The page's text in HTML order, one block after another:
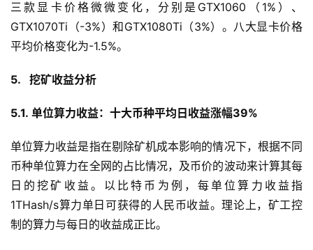
三款显卡价格微微变化，分别是GTX1060（1%）、
GTX1070Ti（-3%）和GTX1080Ti（3%）。八大显卡价格
平均价格变化为-1.5%。
5. 挖矿收益分析
5.1. 单位算力收益：十大币种平均日收益涨幅39%
单位算力收益是指在剔除矿机成本影响的情况下，根据不同
币种单位算力在全网的占比情况，及币价的波动来计算其每
日的挖矿收益。以比特币为例，每单位算力收益指
1THash/s算力单日可获得的人民币收益。理论上，矿工控
制的算力与每日的收益成正比。